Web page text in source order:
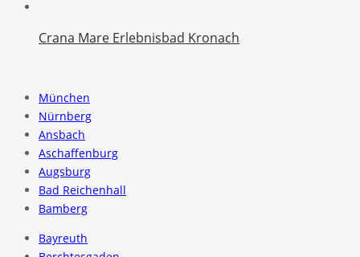
Crana Mare Erlebnisbad Kronach
München
Nürnberg
Ansbach
Aschaffenburg
Augsburg
Bad Reichenhall
Bamberg
Bayreuth